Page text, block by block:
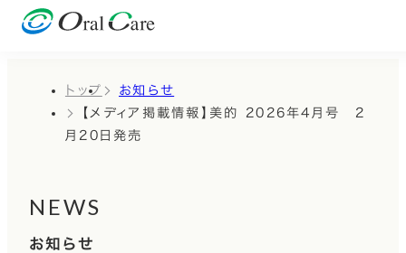
トップ
お知らせ
【メディア掲載情報】美的 2026年4月号 2
月20日発売
NEWS
お知らせ